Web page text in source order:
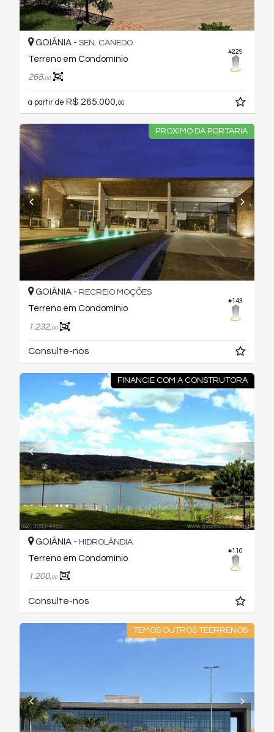
#229
GOIÂNIA - SEN. CANEDO
Terreno em Condomínio
268,00
a partir de R$ 265.000, 00
PROXIMO DA PORTARIA
#143
GOIÂNIA - RECREIO MOÇÕES
Terreno em Condomínio
1.232,00
Consulte-nos
FINANCIE COM A CONSTRUTORA
#110
GOIÂNIA - HIDROLÂNDIA
Terreno em Condomínio
1.200,00
Consulte-nos
TEMOS OUTROS TEERRENOS